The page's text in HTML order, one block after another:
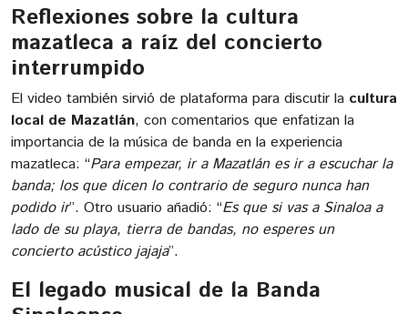
Reflexiones sobre la cultura
mazatleca a raíz del concierto
interrumpido
El video también sirvió de plataforma para discutir la cultura
local de Mazatlán, con comentarios que enfatizan la
importancia de la música de banda en la experiencia
mazatleca: “Para empezar, ir a Mazatlán es ir a escuchar la
banda; los que dicen lo contrario de seguro nunca han
podido ir”. Otro usuario añadió: “Es que si vas a Sinaloa a
lado de su playa, tierra de bandas, no esperes un
concierto acústico jajaja”.
El legado musical de la Banda